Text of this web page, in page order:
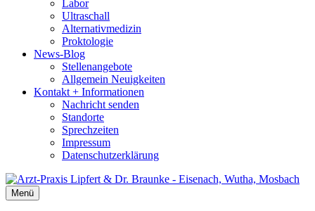
Labor
Ultraschall
Alternativmedizin
Proktologie
News-Blog
Stellenangebote
Allgemein Neuigkeiten
Kontakt + Informationen
Nachricht senden
Standorte
Sprechzeiten
Impressum
Datenschutzerklärung
Menü